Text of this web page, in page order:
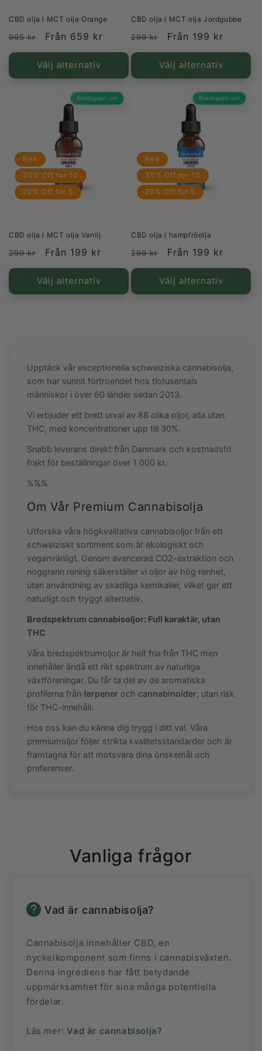
CBD olja i MCT olja Orange
Ordinarie
pris
995 kr Försäljningspris
Från 659 kr
Välj alternativ
CBD olja i MCT olja Jordgubbe
Ordinarie
pris
299 kr Försäljningspris
Från 199 kr
Välj alternativ
Bredspektrum
Rea
30% Off for 10
20% Off for 5
CBD olja i MCT olja Vanilj
Ordinarie
pris
299 kr Försäljningspris
Från 199 kr
Välj alternativ
Bredspektrum
Rea
30% Off for 10
20% Off for 5
CBD olja i hampfröolja
Ordinarie
pris
299 kr Försäljningspris
Från 199 kr
Välj alternativ
Upptäck vår exceptionella schweiziska cannabisolja,
som har vunnit förtroendet hos tiotusentals
människor i över 60 länder sedan 2013.
Vi erbjuder ett brett urval av 88 olika oljor, alla utan
THC, med koncentrationer upp till 30%.
Snabb leverans direkt från Danmark och kostnadsfri
frakt för beställningar över 1 000 kr.
%%%
Om Vår Premium Cannabisolja
Utforska våra högkvalitativa cannabisoljor från ett
schweiziskt sortiment som är ekologiskt och
veganvänligt. Genom avancerad CO2-extraktion och
noggrann rening säkerställer vi oljor av hög renhet,
utan användning av skadliga kemikalier, vilket ger ett
naturligt och tryggt alternativ.
Bredspektrum cannabisoljor: Full karaktär, utan
THC
Våra bredspektrumoljor är helt fria från THC men
innehåller ändå ett rikt spektrum av naturliga
växtföreningar. Du får ta del av de aromatiska
profilerna från terpener och cannabinoider, utan risk
för THC-innehåll.
Hos oss kan du känna dig trygg i ditt val. Våra
premiumoljor följer strikta kvalitetsstandarder och är
framtagna för att motsvara dina önskemål och
preferenser.
Vanliga frågor
Vad är cannabisolja?
Cannabisolja innehåller CBD, en
nyckelkomponent som finns i cannabisväxten.
Denna ingrediens har fått betydande
uppmärksamhet för sina många potentiella
fördelar.
Läs mer:Vad är cannabisolja?